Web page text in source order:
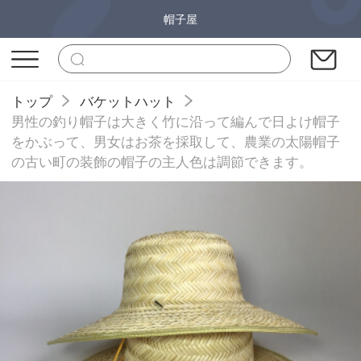
帽子屋
トップ
バケットハット
男性の釣り帽子は大きく竹に沿って編んで日よけ帽子
をかぶって、男女はお茶を採取して、農業の太陽帽子
の古い町の装飾の帽子の主人色は調節できます。